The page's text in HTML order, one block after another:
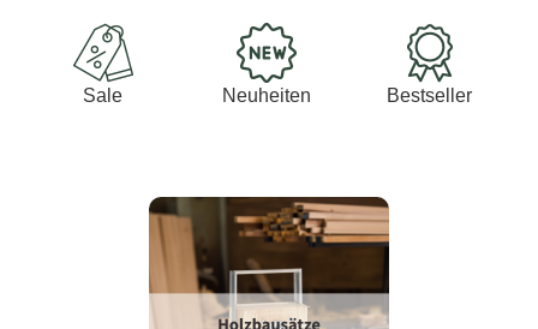
Solarbrunnen
Schöne Wasserklänge
entdecken
Sale Neuheiten Bestseller